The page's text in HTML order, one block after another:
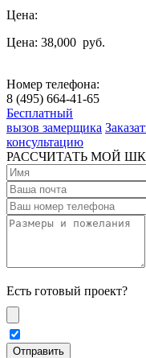
Цена:
Цена: 38,000 руб.
Номер телефона:
8 (495) 664-41-65
Бесплатный
вызов замерщика
консультацию
РАССЧИТАТЬ МОЙ
Есть готовый проект?